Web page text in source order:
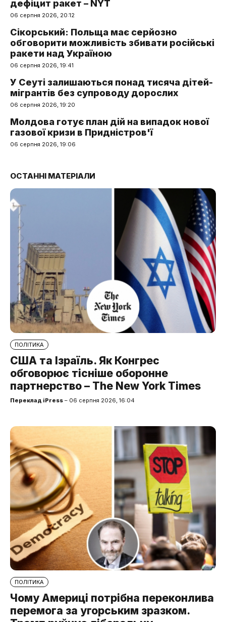
дефіцит ракет – NYT
06 серпня 2026, 20:12
Сікорський: Польща має серйозно
обговорити можливість збивати російські
ракети над Україною
06 серпня 2026, 19:41
У Сеуті залишаються понад тисяча дітей-
мігрантів без супроводу дорослих
06 серпня 2026, 19:20
Молдова готує план дій на випадок нової
газової кризи в Придністров'ї
06 серпня 2026, 19:06
ОСТАННІ МАТЕРІАЛИ
ПОЛІТИКА
США та Ізраїль. Як Конгрес
обговорює тісніше оборонне
партнерство – The New York Times
Переклад iPress – 06 серпня 2026, 16:04
ПОЛІТИКА
Чому Америці потрібна переконлива
перемога за угорським зразком.